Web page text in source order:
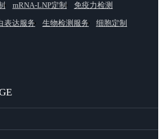
mRNA-LNP定制
免疫力检测
表达服务 生物检测服务 细胞定制